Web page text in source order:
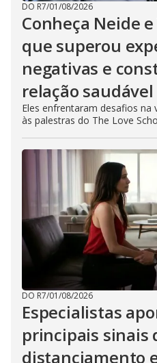
DO R7/01/08/2026
Conheça Neide
que superou
negativas e
relação saudável
Eles enfrentaram desafios
às palestras do The Love
DO R7/01/08/2026
Especialistas
principais sinais
distanciamento